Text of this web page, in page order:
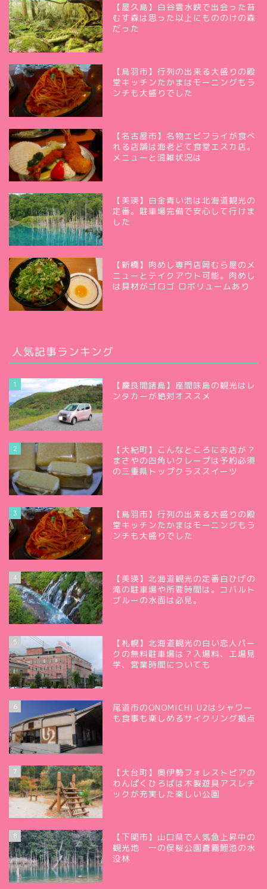
【屋久島】白谷雲水峡で出会った苔
むす森は思った以上にもののけの森
だった
【鳥羽市】行列の出来る大盛りの殿
堂キッチンたかまはモーニングもラ
ンチも大盛りでした
【名古屋市】名物エビフライが食べ
れる店舗は海老どて食堂エスカ店。
メニューと混雑状況は
【美瑛】白金青い池は北海道観光の
定番。駐車場完備で安心して行けま
した
【新橋】肉めし専門店岡むら屋のメ
ニューとテイクアウト可能。肉めし
は具材がゴロゴ ロボリュームあり
人気記事ランキング
1
【慶良間諸島】座間味島の観光はレ
ンタカーが絶対オススメ
2
【大紀町】こんなところにお店が？
まさやの四角いクレープは予約必須
の三重県トップクラススイーツ
3
【鳥羽市】行列の出来る大盛りの殿
堂キッチンたかまはモーニングもラ
ンチも大盛りでした
4
【美瑛】北海道観光の定番白ひげの
滝の駐車場や所要時間は。コバルト
ブルーの水面は必見。
5
【札幌】北海道観光の白い恋人パー
クの無料駐車場は？入場料、工場見
学、営業時間についても
6
尾道市のONOMICHI U2はシャワー
も食事も楽しめるサイクリング拠点
7
【大台町】奥伊勢フォレストピアの
わんぱくひろばは木製遊具アスレチ
ックが充実した楽しい公園
8
【下関市】山口県で人気急上昇中の
観光地 一の俣桜公園蒼霧鯉池の水
没林